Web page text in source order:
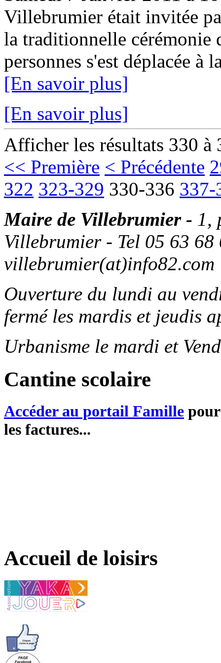
Villebrumier était invitée
la traditionnelle cérémonie
personnes s'est déplacée à
[En savoir plus]
[En savoir plus]
Afficher les résultats 330 à
<< Première < Précédente
322 323-329 330-336 337-
Maire de Villebrumier - 1,
Villebrumier - Tel 05 63
villebrumier(at)info82.com
Ouverture du lundi au
fermé les mardis et jeudis
Urbanisme le mardi et
Cantine scolaire
Accéder au portail Famille
les factures...
Accueil de loisirs